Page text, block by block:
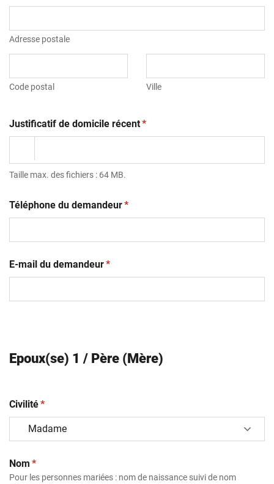
Adresse postale
Code postal Ville
Justificatif de domicile récent(obligatoire)
*
Taille max. des fichiers : 64 MB.
Téléphone du demandeur(obligatoire)
*
E-mail du demandeur(obligatoire)
*
Epoux(se) 1 / Père (Mère)
Civilité(obligatoire)
*
Nom (obligatoire)
*
Pour les personnes mariées : nom de naissance suivi de nom